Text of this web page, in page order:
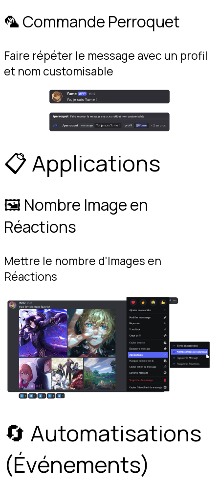
🦜 Commande Perroquet
Faire répéter le message avec un profil
et nom customisable
📋 Applications
🖼️ Nombre Image en
Réactions
Mettre le nombre d'Images en
Réactions
🔄️ Automatisations
(Événements)